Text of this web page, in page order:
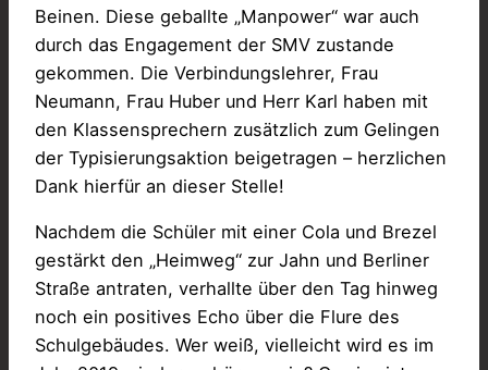
Beinen. Diese geballte „Manpower“ war auch
durch das Engagement der SMV zustande
gekommen. Die Verbindungslehrer, Frau
Neumann, Frau Huber und Herr Karl haben mit
den Klassensprechern zusätzlich zum Gelingen
der Typisierungsaktion beigetragen – herzlichen
Dank hierfür an dieser Stelle!
Nachdem die Schüler mit einer Cola und Brezel
gestärkt den „Heimweg“ zur Jahn und Berliner
Straße antraten, verhallte über den Tag hinweg
noch ein positives Echo über die Flure des
Schulgebäudes. Wer weiß, vielleicht wird es im